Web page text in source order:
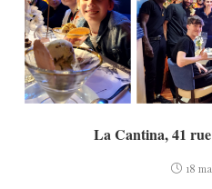
La Cantina, 41
18